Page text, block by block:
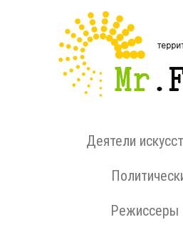
Деятели
Режиссеры